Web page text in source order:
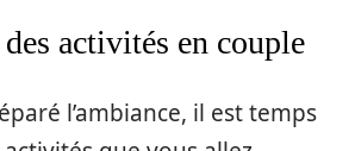
activités en couple
l’ambiance, il est temps